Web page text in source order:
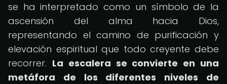
se ha interpretado como un símbolo de la
ascensión del alma hacia Dios,
representando el camino de purificación y
elevación espiritual que todo creyente debe
recorrer. La escalera se convierte en una
metáfora de los diferentes niveles de